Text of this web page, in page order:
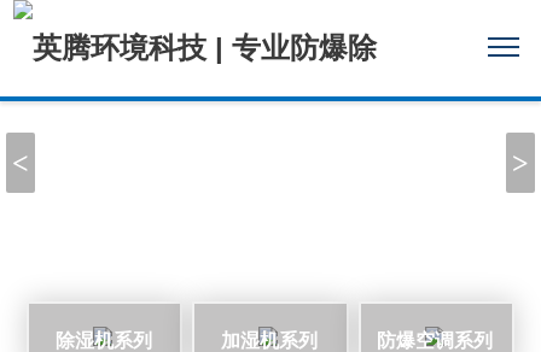
< >
除湿机系列 加湿机系列 防爆空调系列